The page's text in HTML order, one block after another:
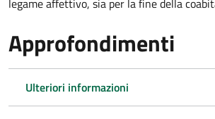
Approfondimenti
Ulteriori informazioni